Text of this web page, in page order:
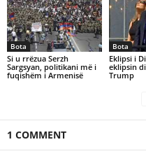
Bota
Si u rrëzua Serzh
Sargsyan, politikani më i
fuqishëm i Armenisë
Bota
Eklipsi i
eklipsin
Trump
1 COMMENT